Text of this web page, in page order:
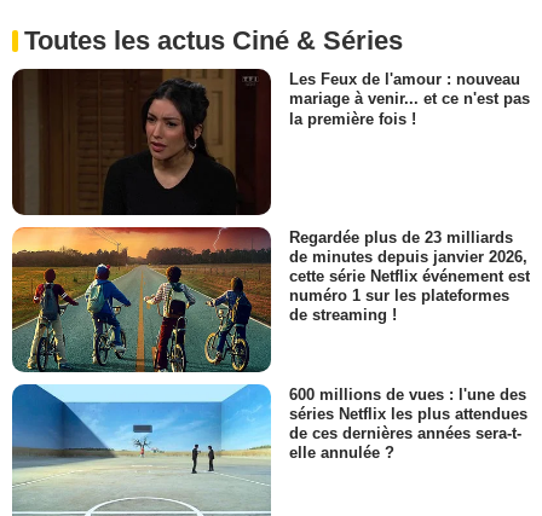
Toutes les actus Ciné & Séries
Les Feux de l'amour : nouveau
mariage à venir... et ce n'est pas
la première fois !
Regardée plus de 23 milliards
de minutes depuis janvier 2026,
cette série Netflix événement est
numéro 1 sur les plateformes
de streaming !
600 millions de vues : l'une des
séries Netflix les plus attendues
de ces dernières années sera-t-
elle annulée ?